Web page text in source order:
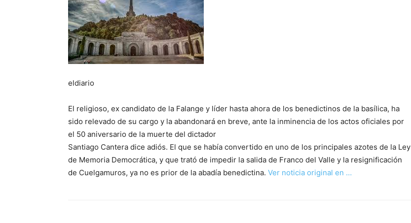
eldiario
El religioso, ex candidato de la Falange y líder hasta ahora de los benedictinos de la basílica, ha
sido relevado de su cargo y la abandonará en breve, ante la inminencia de los actos oficiales por
el 50 aniversario de la muerte del dictador
Santiago Cantera dice adiós. El que se había convertido en uno de los principales azotes de la Ley
de Memoria Democrática, y que trató de impedir la salida de Franco del Valle y la resignificación
de Cuelgamuros, ya no es prior de la abadía benedictina. Ver noticia original en …